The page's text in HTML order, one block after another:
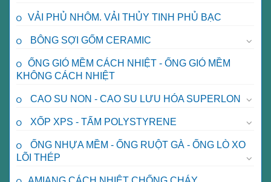
VẢI PHỦ NHÔM. VẢI THỦY TINH PHỦ BẠC
BÔNG SỢI GỐM CERAMIC
ỐNG GIÓ MỀM CÁCH NHIỆT - ỐNG GIÓ MỀM
KHÔNG CÁCH NHIỆT
CAO SU NON - CAO SU LƯU HÓA SUPERLON
XỐP XPS - TẤM POLYSTYRENE
ỐNG NHỰA MỀM - ỐNG RUỘT GÀ - ỐNG LÒ XO
LÕI THÉP